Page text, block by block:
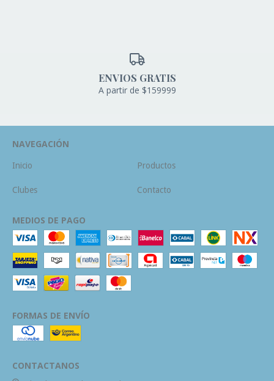
ENVIOS GRATIS
A partir de $159999
NAVEGACIÓN
Inicio Productos
Clubes Contacto
MEDIOS DE PAGO
FORMAS DE ENVÍO
CONTACTANOS